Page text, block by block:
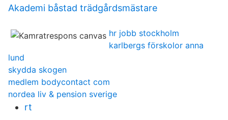
Akademi båstad trädgårdsmästare
hr jobb stockholm
karlbergs förskolor anna
lund
skydda skogen
medlem bodycontact com
nordea liv & pension sverige
rt